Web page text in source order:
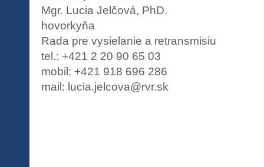
Mgr. Lucia Jelčová, PhD.
hovorkyňa
Rada pre vysielanie a retransmisiu
tel.: +421 2 20 90 65 03
mobil: +421 918 696 286
mail: lucia.jelcova@rvr.sk